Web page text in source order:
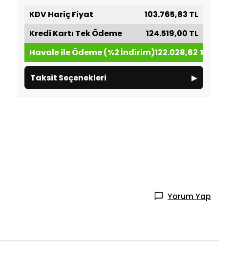
KDV Hariç Fiyat
103.765,83 TL
Kredi Kartı Tek Ödeme
124.519,00 TL
Havale ile Ödeme (%2 İndirim)122.028,62 TL
Taksit Seçenekleri ▸
Yorum Yap